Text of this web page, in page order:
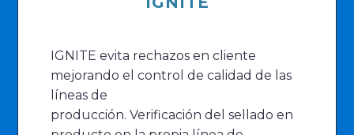
IGNITE evita rechazos en cliente
mejorando el control de calidad de las
líneas de
producción. Verificación del sellado en